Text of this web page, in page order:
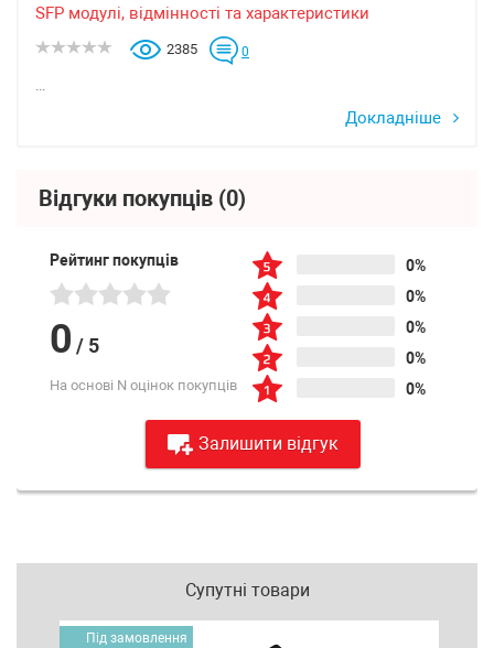
SFP модулі, відмінності та характеристики
2385 0
...
Докладніше
Відгуки покупців (0)
Рейтинг покупців
0 / 5
На основі N оцінок покупців
0%
0%
0%
0%
0%
Залишити відгук
Супутні товари
Під замовлення